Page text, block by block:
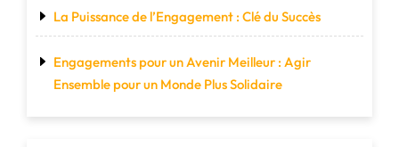
La Puissance de l’Engagement : Clé du Succès
Engagements pour un Avenir Meilleur : Agir
Ensemble pour un Monde Plus Solidaire